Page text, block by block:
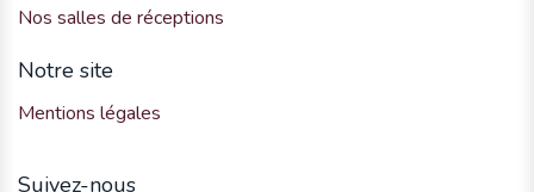
Nos salles de réceptions
Notre site
Mentions légales
Suivez-nous